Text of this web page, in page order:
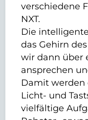
verschiedene
NXT.
Die
das Gehirn
wir dann über
ansprechen
Damit werden
Licht- und
vielfältige